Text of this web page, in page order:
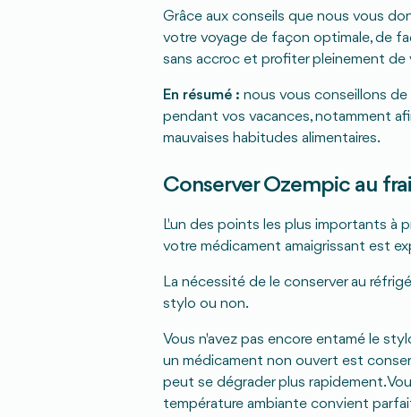
Grâce aux conseils que nous vous
votre voyage de façon optimale, de
sans accroc et profiter pleinement
En résumé : nous vous conseillons
pendant vos vacances, notamment
mauvaises habitudes alimentaires.
Conserver Ozempic au
L'un des points les plus importants à
votre médicament amaigrissant est
La nécessité de le conserver au
stylo ou non.
Vous n'avez pas encore entamé le
un médicament non ouvert est
peut se dégrader plus rapidement.
température ambiante convient